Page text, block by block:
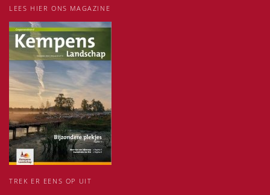
LEES HIER ONS MAGAZINE
TREK ER EENS OP UIT